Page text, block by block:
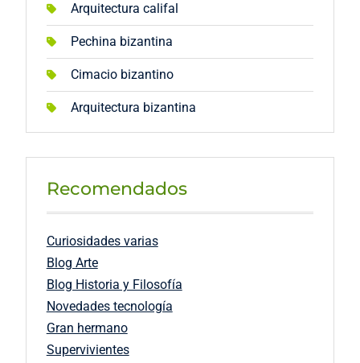
Arquitectura califal
Pechina bizantina
Cimacio bizantino
Arquitectura bizantina
Recomendados
Curiosidades varias
Blog Arte
Blog Historia y Filosofía
Novedades tecnología
Gran hermano
Supervivientes